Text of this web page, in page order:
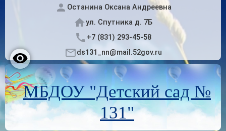
Останина Оксана Андреевна
ул. Спутника д. 7Б
+7 (831) 293-45-58
ds131_nn@mail.52gov.ru
МБДОУ "Детский сад №
131"